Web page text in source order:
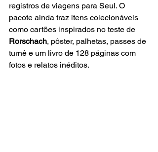
registros de viagens para Seul. O
pacote ainda traz itens colecionáveis
como cartões inspirados no teste de
Rorschach, pôster, palhetas, passes de
turnê e um livro de 128 páginas com
fotos e relatos inéditos.